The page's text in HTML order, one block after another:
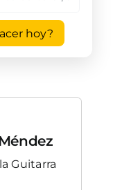
hoy?
Guitarra